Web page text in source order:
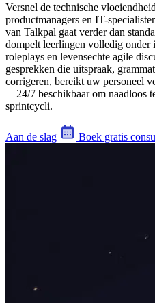
Versnel de technische
productmanagers en IT-
van Talkpal gaat verder dan
dompelt leerlingen volledig onder
roleplays en levensechte agile
gesprekken die uitspraak,
corrigeren, bereikt uw personeel
—24/7 beschikbaar om naadloos
sprintcycli.
Aan de slag Boek gratis